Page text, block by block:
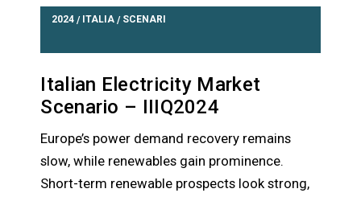
2024 / ITALIA / SCENARI
Italian Electricity Market
Scenario – IIIQ2024
Europe’s power demand recovery remains
slow, while renewables gain prominence.
Short-term renewable prospects look strong,